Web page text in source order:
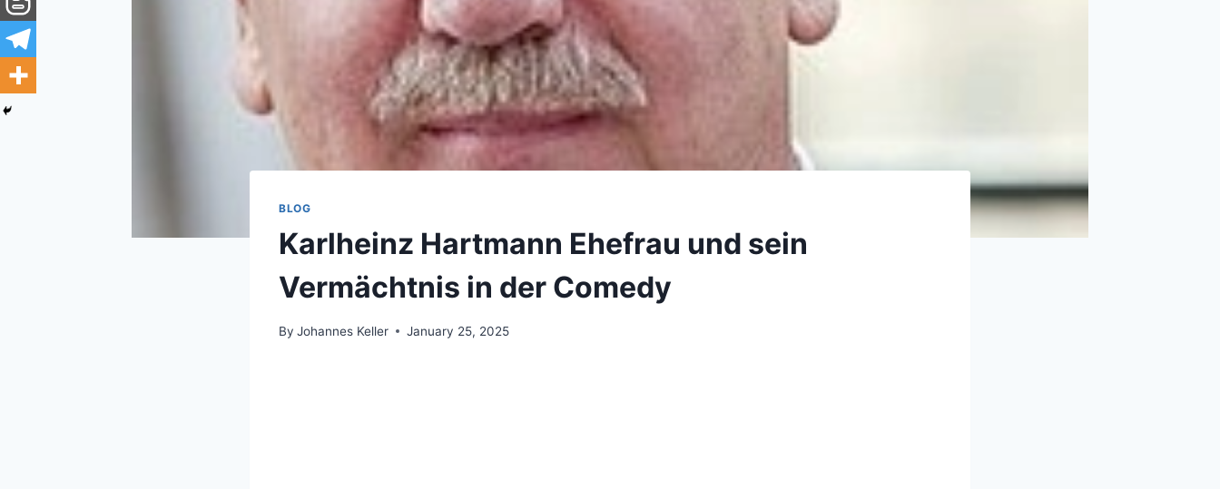
BLOG
Karlheinz Hartmann Ehefrau und sein
Vermächtnis in der Comedy
By Johannes Keller January 25, 2025